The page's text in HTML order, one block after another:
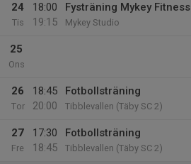
24
Tis
18:00
19:15
Fysträning Mykey Fitness
Mykey Studio
25
Ons
26
Tor
18:45
20:00
Fotbollsträning
Tibblevallen (Täby SC 2)
27
Fre
17:30
18:45
Fotbollsträning
Tibblevallen (Täby SC 2)